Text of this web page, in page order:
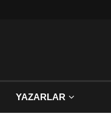
YAZARLAR